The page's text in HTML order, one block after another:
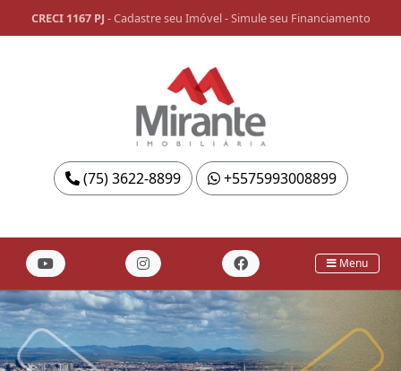
CRECI 1167 PJ -Cadastre seu Imóvel-Simule seu Financiamento
(75) 3622-8899 +5575993008899
Menu